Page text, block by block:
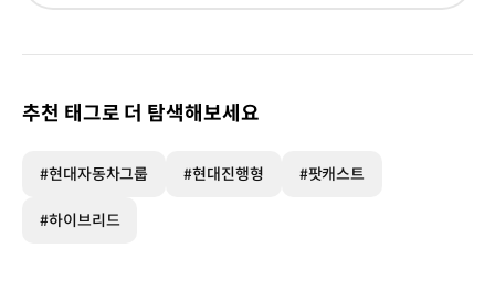
이동
추천 태그로 더 탐색해보세요
#현대자동차그룹 #현대진행형 #팟캐스트
#하이브리드